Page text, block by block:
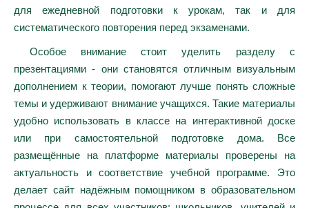
для ежедневной подготовки к урокам, так и для
систематического повторения перед экзаменами.
Особое внимание стоит уделить разделу с
презентациями - они становятся отличным визуальным
дополнением к теории, помогают лучше понять сложные
темы и удерживают внимание учащихся. Такие материалы
удобно использовать в классе на интерактивной доске
или при самостоятельной подготовке дома. Все
размещённые на платформе материалы проверены на
актуальность и соответствие учебной программе. Это
делает сайт надёжным помощником в образовательном